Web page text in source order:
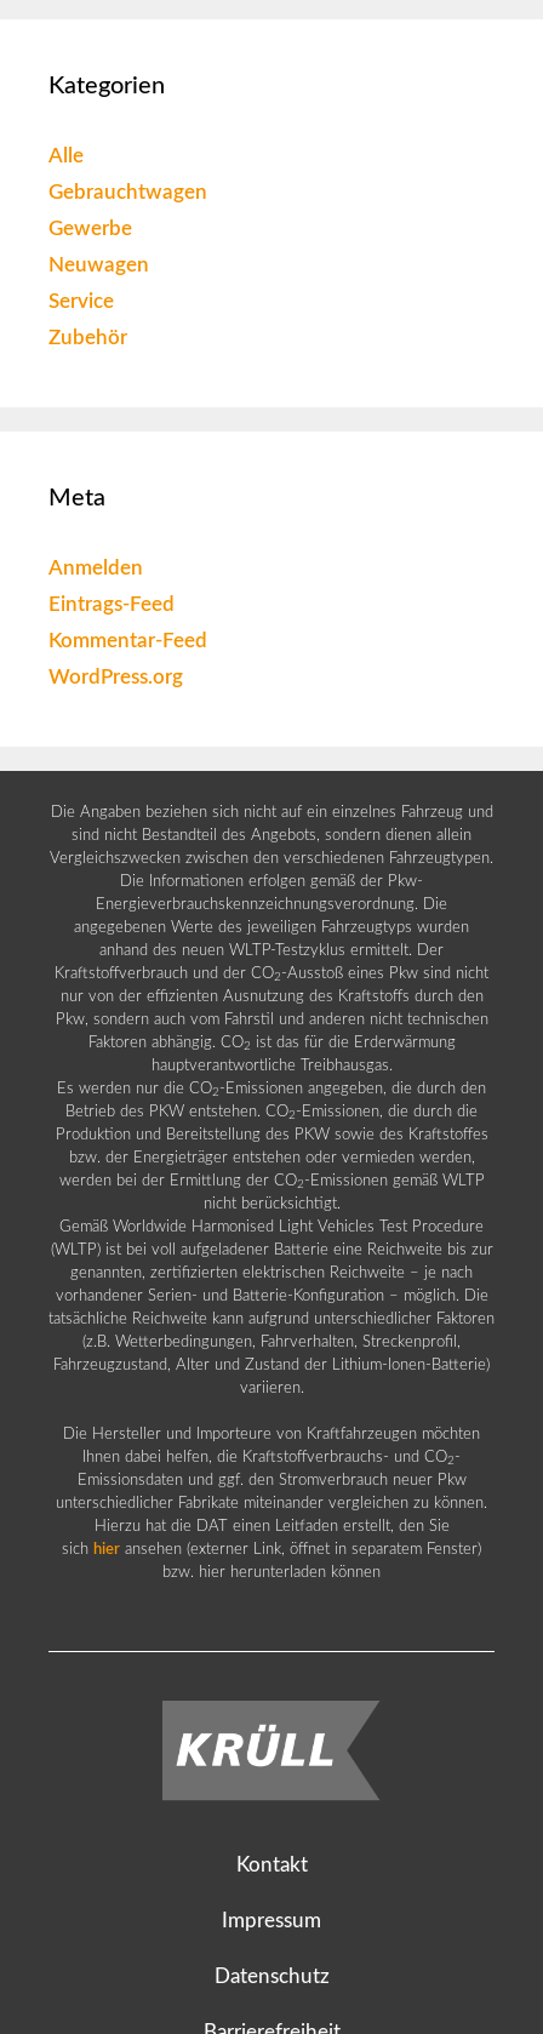
Kategorien
Alle
Gebrauchtwagen
Gewerbe
Neuwagen
Service
Zubehör
Meta
Anmelden
Eintrags-Feed
Kommentar-Feed
WordPress.org
Die Angaben beziehen sich nicht auf ein einzelnes Fahrzeug und
sind nicht Bestandteil des Angebots, sondern dienen allein
Vergleichszwecken zwischen den verschiedenen Fahrzeugtypen.
Die Informationen erfolgen gemäß der Pkw-
Energieverbrauchskennzeichnungsverordnung. Die
angegebenen Werte des jeweiligen Fahrzeugtyps wurden
anhand des neuen WLTP-Testzyklus ermittelt. Der
Kraftstoffverbrauch und der CO2 -Ausstoß eines Pkw sind nicht
nur von der effizienten Ausnutzung des Kraftstoffs durch den
Pkw, sondern auch vom Fahrstil und anderen nicht technischen
Faktoren abhängig. CO2 ist das für die Erderwärmung
hauptverantwortliche Treibhausgas.
Es werden nur die CO2 -Emissionen angegeben, die durch den
Betrieb des PKW entstehen. CO2 -Emissionen, die durch die
Produktion und Bereitstellung des PKW sowie des Kraftstoffes
bzw. der Energieträger entstehen oder vermieden werden,
werden bei der Ermittlung der CO2 -Emissionen gemäß WLTP
nicht berücksichtigt.
Gemäß Worldwide Harmonised Light Vehicles Test Procedure
(WLTP) ist bei voll aufgeladener Batterie eine Reichweite bis zur
genannten, zertifizierten elektrischen Reichweite – je nach
vorhandener Serien- und Batterie-Konfiguration – möglich. Die
tatsächliche Reichweite kann aufgrund unterschiedlicher Faktoren
(z.B. Wetterbedingungen, Fahrverhalten, Streckenprofil,
Fahrzeugzustand, Alter und Zustand der Lithium-Ionen-Batterie)
variieren.
Die Hersteller und Importeure von Kraftfahrzeugen möchten
Ihnen dabei helfen, die Kraftstoffverbrauchs- und CO2 -
Emissionsdaten und ggf. den Stromverbrauch neuer Pkw
unterschiedlicher Fabrikate miteinander vergleichen zu können.
Hierzu hat die DAT einen Leitfaden erstellt, den Sie
sich hier ansehen (externer Link, öffnet in separatem Fenster)
bzw. hier herunterladen können
Kontakt
Impressum
Datenschutz